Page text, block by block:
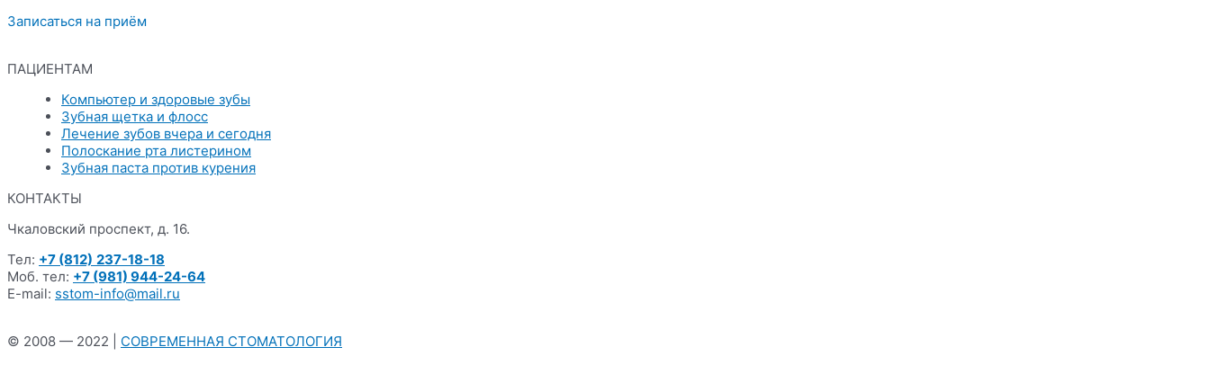
Записаться на приём
ПАЦИЕНТАМ
Компьютер и здоровые зубы
Зубная щетка и флосс
Лечение зубов вчера и сегодня
Полоскание рта листерином
Зубная паста против курения
КОНТАКТЫ
Чкаловский проспект, д. 16.
Тел: +7 (812) 237-18-18
Моб. тел: +7 (981) 944-24-64
E-mail: sstom-info@mail.ru
© 2008 — 2022 | СОВРЕМЕННАЯ СТОМАТОЛОГИЯ